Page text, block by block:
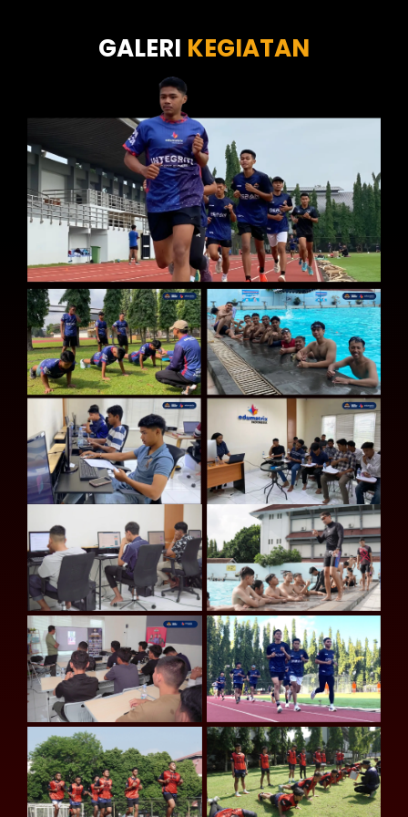
Tes Kepribadian
GALERI KEGIATAN